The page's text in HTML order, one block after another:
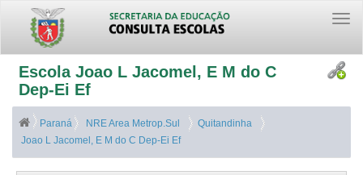
Escola Joao L Jacomel, E M do C
Dep-Ei Ef
Paraná NRE Area Metrop.Sul
Quitandinha
Joao L Jacomel, E M do C Dep-Ei Ef